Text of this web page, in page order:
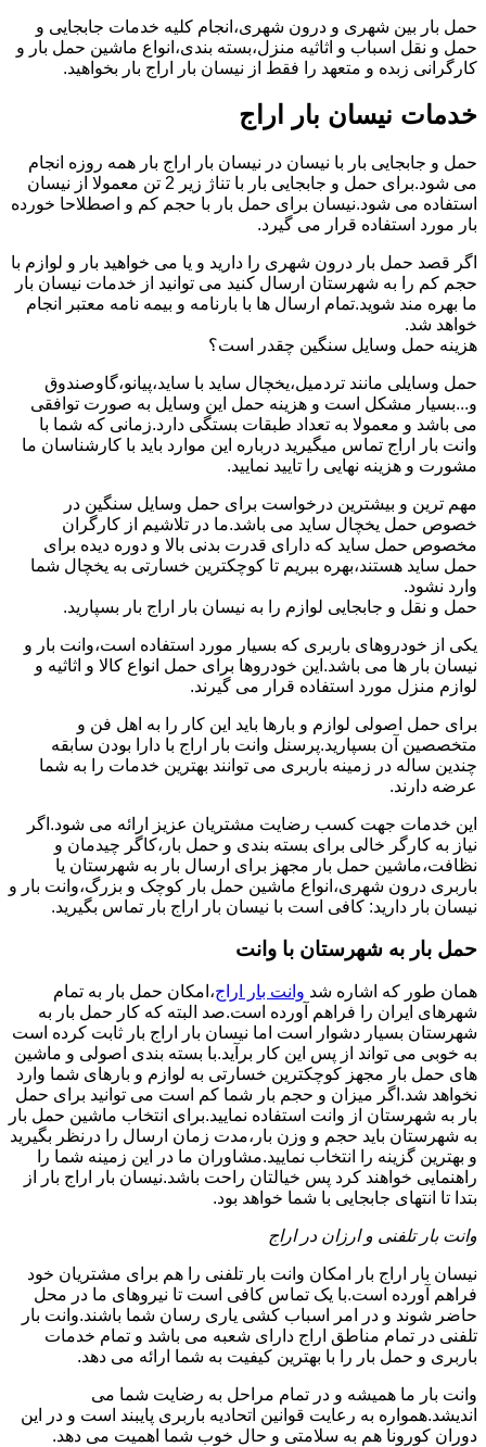
حمل بار بین شهری و درون شهری،انجام کلیه خدمات جابجایی و
حمل و نقل اسباب و اثاثیه منزل،بسته بندی،انواع ماشین حمل بار و
کارگرانی زبده و متعهد را فقط از نیسان بار اراج بار بخواهید.
خدمات نیسان بار اراج
حمل و جابجایی بار با نیسان در نیسان بار اراج بار همه روزه انجام
می شود.برای حمل و جابجایی بار با تناژ زیر 2 تن معمولا از نیسان
استفاده می شود.نیسان برای حمل بار با حجم کم و اصطلاحا خورده
بار مورد استفاده قرار می گیرد.
اگر قصد حمل بار درون شهری را دارید و یا می خواهید بار و لوازم با
حجم کم را به شهرستان ارسال کنید می توانید از خدمات نیسان بار
ما بهره مند شوید.تمام ارسال ها با بارنامه و بیمه نامه معتبر انجام
خواهد شد.
هزینه حمل وسایل سنگین چقدر است؟
حمل وسایلی مانند تردمیل،یخچال ساید با ساید،پیانو،گاوصندوق
و...بسیار مشکل است و هزینه حمل این وسایل به صورت توافقی
می باشد و معمولا به تعداد طبقات بستگی دارد.زمانی که شما با
وانت بار اراج تماس میگیرید درباره این موارد باید با کارشناسان ما
مشورت و هزینه نهایی را تایید نمایید.
مهم ترین و بیشترین درخواست برای حمل وسایل سنگین در
خصوص حمل یخچال ساید می باشد.ما در تلاشیم از کارگران
مخصوص حمل ساید که دارای قدرت بدنی بالا و دوره دیده برای
حمل ساید هستند،بهره ببریم تا کوچکترین خسارتی به یخچال شما
وارد نشود.
حمل و نقل و جابجایی لوازم را به نیسان بار اراج بار بسپارید.
یکی از خودروهای باربری که بسیار مورد استفاده است،وانت بار و
نیسان بار ها می باشد.این خودروها برای حمل انواع کالا و اثاثیه و
لوازم منزل مورد استفاده قرار می گیرند.
برای حمل اصولی لوازم و بارها باید این کار را به اهل فن و
متخصصین آن بسپارید.پرسنل وانت بار اراج با دارا بودن سابقه
چندین ساله در زمینه باربری می توانند بهترین خدمات را به شما
عرضه دارند.
این خدمات جهت کسب رضایت مشتریان عزیز ارائه می شود.اگر
نیاز به کارگر خالی برای بسته بندی و حمل بار،کاگر چیدمان و
نظافت،ماشین حمل بار مجهز برای ارسال بار به شهرستان یا
باربری درون شهری،انواع ماشین حمل بار کوچک و بزرگ،وانت بار و
نیسان بار دارید: کافی است با نیسان بار اراج بار تماس بگیرید.
حمل بار به شهرستان با وانت
همان طور که اشاره شد وانت بار اراج،امکان حمل بار به تمام
شهرهای ایران را فراهم آورده است.صد البته که کار حمل بار به
شهرستان بسیار دشوار است اما نیسان بار اراج بار ثابت کرده است
به خوبی می تواند از پس این کار برآید.با بسته بندی اصولی و ماشین
های حمل بار مجهز کوچکترین خسارتی به لوازم و بارهای شما وارد
نخواهد شد.اگر میزان و حجم بار شما کم است می توانید برای حمل
بار به شهرستان از وانت استفاده نمایید.برای انتخاب ماشین حمل بار
به شهرستان باید حجم و وزن بار،مدت زمان ارسال را درنظر بگیرید
و بهترین گزینه را انتخاب نمایید.مشاوران ما در این زمینه شما را
راهنمایی خواهند کرد پس خیالتان راحت باشد.نیسان بار اراج بار از
بتدا تا انتهای جابجایی با شما خواهد بود.
وانت بار تلفنی و ارزان در اراج
نیسان بار اراج بار امکان وانت بار تلفنی را هم برای مشتریان خود
فراهم آورده است.با یک تماس کافی است تا نیروهای ما در محل
حاضر شوند و در امر اسباب کشی یاری رسان شما باشند.وانت بار
تلفنی در تمام مناطق اراج دارای شعبه می باشد و تمام خدمات
باربری و حمل بار را با بهترین کیفیت به شما ارائه می دهد.
وانت بار ما همیشه و در تمام مراحل به رضایت شما می
اندیشد.همواره به رعایت قوانین اتحادیه باربری پایبند است و در این
دوران کورونا هم به سلامتی و حال خوب شما اهمیت می دهد.